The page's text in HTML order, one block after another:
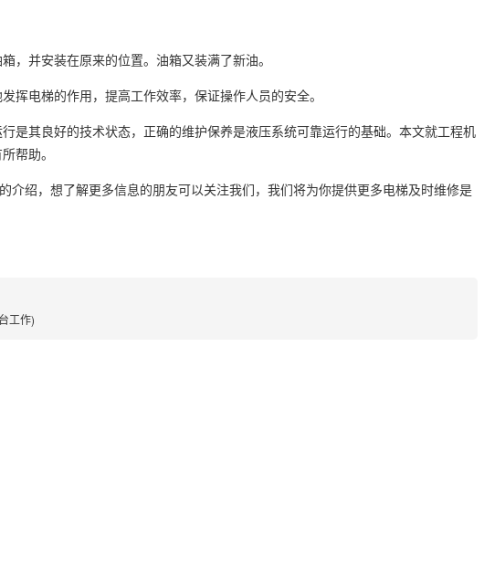
，并安装在原来的位置。油箱又装满了新油。
挥电梯的作用，提高工作效率，保证操作人员的安全。
是其良好的技术状态，正确的维护保养是液压系统可靠运行的基础。本文就工程机
帮助。
绍，想了解更多信息的朋友可以关注我们，我们将为你提供更多电梯及时维修是
工作)